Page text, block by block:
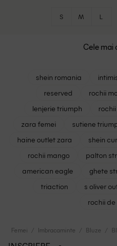
S M L
Cele mai
shein romania
reserved
rochii
lenjerie triumph
zara femei
sutiene
haine outlet zara
shein
rochii mango
palton
american eagle
ghete
triaction
s oliver
rochii
Femei Imbracaminte Bluze